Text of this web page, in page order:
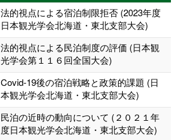
法的視点による宿泊制限拒否 (2023年度
日本観光学会北海道・東北支部大会)
法的視点による民泊制度の評価 (日本観
光学会第１１６回全国大会)
Covid-19後の宿泊戦略と政策的課題 (日
本観光学会北海道・東北支部大会)
民泊の近時の動向について (２０２１年
度日本観光学会北海道・東北支部大会)